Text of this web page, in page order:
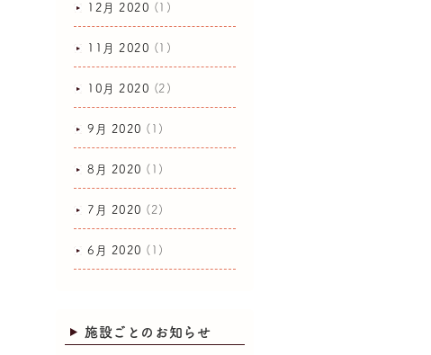
12月 2020 (1)
11月 2020 (1)
10月 2020 (2)
9月 2020 (1)
8月 2020 (1)
7月 2020 (2)
6月 2020 (1)
施設ごとのお知らせ